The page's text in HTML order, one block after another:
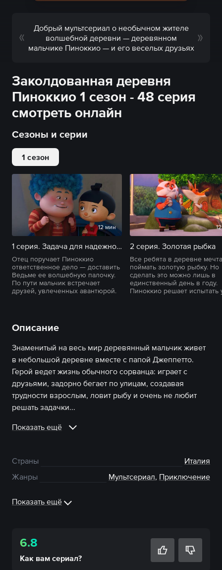
Добрый мультсериал о необычном жителе
волшебной деревни — деревянном
мальчике Пиноккио — и его веселых друзьях
Заколдованная деревня
Пиноккио 1 сезон - 48 серия
смотреть онлайн
Сезоны и серии
1 сезон
12 мин
1 серия. Задача для надежного человека
Отец поручает Пиноккио
ответственное дело — доставить
Ведьме ее волшебную палочку.
По пути мальчик встречает
друзей, увлеченных авантюрой.
2 серия. Золотая рыбка
Все ребята в деревне
поймать золотую рыбку. Но
сделать это можно лишь в
единственный день в году.
Пиноккио решает испытать
Описание
Знаменитый на весь мир деревянный мальчик живет
в небольшой деревне вместе с папой Джеппетто.
Герой ведет жизнь обычного сорванца: играет с
друзьями, задорно бегает по улицам, создавая
трудности взрослым, ловит рыбу и очень не любит
решать задачки...
Показать ещё
Страны
Италия
Жанры
Мультсериал, Приключение
Показать ещё
6.8
Как вам сериал?